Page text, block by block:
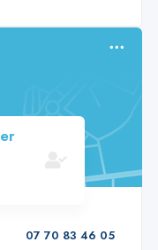
07 70 83 46 05